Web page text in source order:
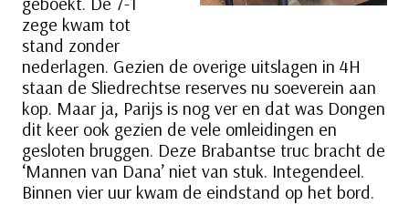
zege kwam tot
stand zonder
nederlagen. Gezien de overige uitslagen in 4H
staan de Sliedrechtse reserves nu soeverein aan
kop. Maar ja, Parijs is nog ver en dat was Dongen
dit keer ook gezien de vele omleidingen en
gesloten bruggen. Deze Brabantse truc bracht de
‘Mannen van Dana’ niet van stuk. Integendeel.
Binnen vier uur kwam de eindstand op het bord.